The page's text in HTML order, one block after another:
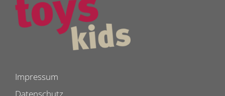
Impressum
Datenschutz